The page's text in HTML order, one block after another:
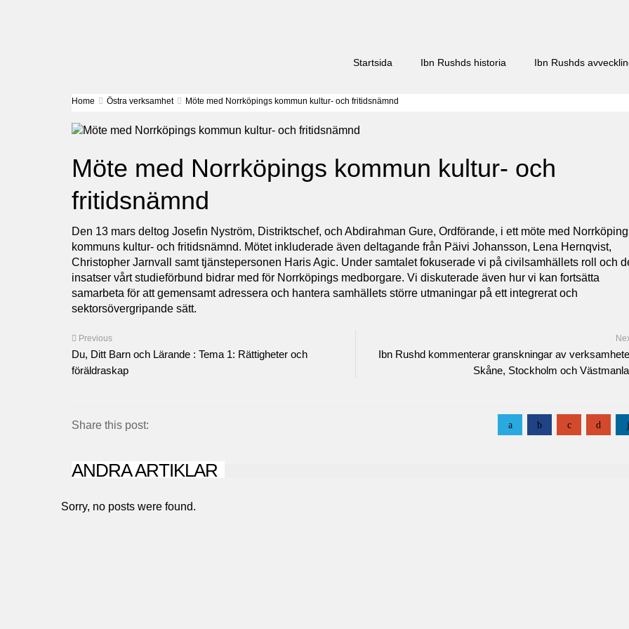
Startsida Ibn Rushds historia Ibn Rushds
Home Östra verksamhet Möte med Norrköpings kommun kultur- och fritidsnämnd
Möte med Norrköpings kommun kultur- och
fritidsnämnd
Den 13 mars deltog Josefin Nyström, Distriktschef, och Abdirahman Gure, Ordförande, i ett möte med
kommuns kultur- och fritidsnämnd. Mötet inkluderade även deltagande från Päivi Johansson, Lena Hernqvist,
Christopher Jarnvall samt tjänstepersonen Haris Agic. Under samtalet fokuserade vi på civilsamhällets roll och
insatser vårt studieförbund bidrar med för Norrköpings medborgare. Vi diskuterade även hur vi kan fortsätta
samarbeta för att gemensamt adressera och hantera samhällets större utmaningar på ett integrerat och
sektorsövergripande sätt.
Previous
Du, Ditt Barn och Lärande : Tema 1: Rättigheter och
föräldraskap ​
Ibn Rushd kommenterar granskningar av
Skåne, Stockholm och
Share this post: a b c d j
ANDRA ARTIKLAR
Sorry, no posts were found.